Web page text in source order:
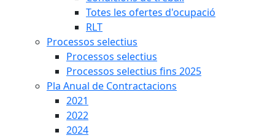
Totes les ofertes d'ocupació
RLT
Processos selectius
Processos selectius
Processos selectius fins 2025
Pla Anual de Contractacions
2021
2022
2024